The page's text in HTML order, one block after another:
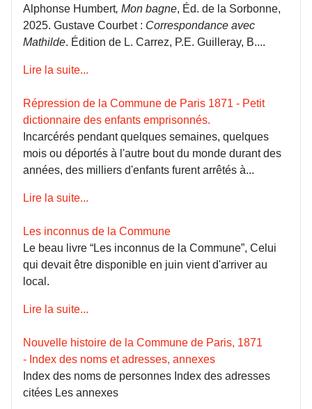
Alphonse Humbert, Mon bagne, Éd. de la Sorbonne,
2025. Gustave Courbet : Correspondance avec
Mathilde. Édition de L. Carrez, P.E. Guilleray, B....
Lire la suite...
Répression de la Commune de Paris 1871 - Petit
dictionnaire des enfants emprisonnés.
Incarcérés pendant quelques semaines, quelques
mois ou déportés à l'autre bout du monde durant des
années, des milliers d'enfants furent arrêtés à...
Lire la suite...
Les inconnus de la Commune
Le beau livre “Les inconnus de la Commune”, Celui
qui devait être disponible en juin vient d'arriver au
local.
Lire la suite...
Nouvelle histoire de la Commune de Paris, 1871
- Index des noms et adresses, annexes
Index des noms de personnes Index des adresses
citées Les annexes